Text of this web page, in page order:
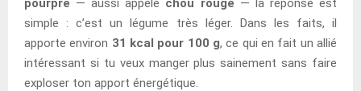
simple : c’est un légume très léger. Dans les faits, il
apporte environ 31 kcal pour 100 g, ce qui en fait un allié
intéressant si tu veux manger plus sainement sans faire
exploser ton apport énergétique.